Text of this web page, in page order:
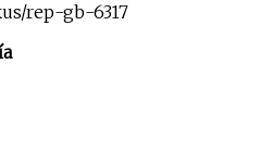
rep-gb-6317